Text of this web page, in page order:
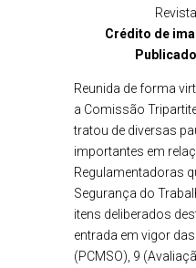
Crédito de
Reunida de forma
a Comissão
tratou de diversas
importantes em
Regulamentadoras
Segurança do
itens deliberados
entrada em vigor das
(PCMSO), 9